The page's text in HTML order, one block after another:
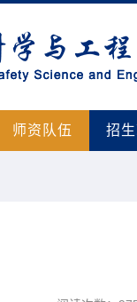
师资队伍 招